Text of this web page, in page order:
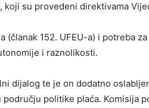
koji su provedeni direktivama
(članak 152. UFEU-a) i potreba za
i raznolikosti.
dijalog te je on dodatno
politike plaća. Komisija